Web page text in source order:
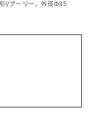
プーリー、外径Φ85